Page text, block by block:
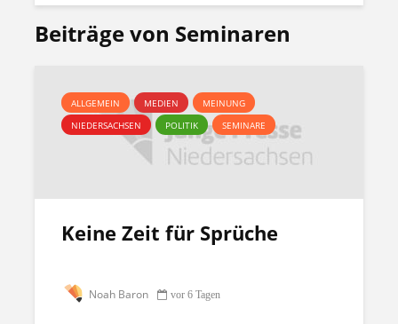
Beiträge von Seminaren
ALLGEMEIN MEDIEN
MEINUNG
NIEDERSACHSEN
POLITIK SEMINARE
Keine Zeit für Sprüche
Noah Baron vor 6 Tagen